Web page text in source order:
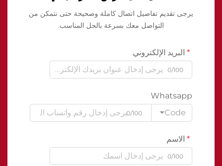
يرجى تقديم تفاصيل اتصال كاملة وصحيحة حتى نتمكن من
التواصل معك بسرعة بالحل المناسب.
البريد الإلكتروني
0/100
Whatsapp
Code
0/100
الاسم
0/100